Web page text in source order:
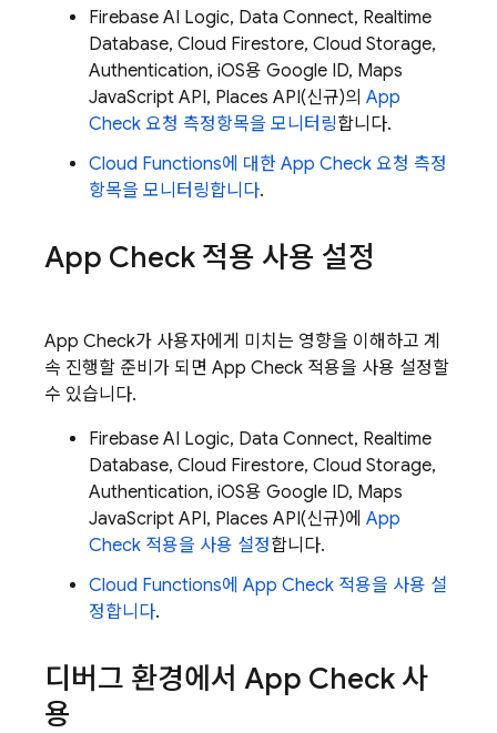
Firebase AI Logic, Data Connect, Realtime
Database, Cloud Firestore, Cloud Storage,
Authentication, iOS용 Google ID, Maps
JavaScript API, Places API(신규)의 App
Check 요청 측정항목을 모니터링합니다.
Cloud Functions에 대한 App Check 요청 측정
항목을 모니터링합니다.
App Check 적용 사용 설정
App Check가 사용자에게 미치는 영향을 이해하고 계
속 진행할 준비가 되면 App Check 적용을 사용 설정할
수 있습니다.
Firebase AI Logic, Data Connect, Realtime
Database, Cloud Firestore, Cloud Storage,
Authentication, iOS용 Google ID, Maps
JavaScript API, Places API(신규)에 App
Check 적용을 사용 설정합니다.
Cloud Functions에 App Check 적용을 사용 설
정합니다.
디버그 환경에서 App Check 사
용